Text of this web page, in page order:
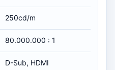
250cd/m
80.000.000 : 1
D-Sub, HDMI